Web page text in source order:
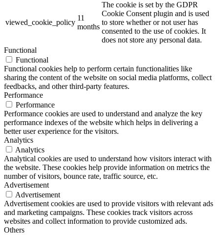
viewed_cookie_policy
11
months
The cookie is set by the GDPR
Cookie Consent plugin and is used
to store whether or not user has
consented to the use of cookies. It
does not store any personal data.
Functional
Functional
Functional cookies help to perform certain functionalities like
sharing the content of the website on social media platforms, collect
feedbacks, and other third-party features.
Performance
Performance
Performance cookies are used to understand and analyze the key
performance indexes of the website which helps in delivering a
better user experience for the visitors.
Analytics
Analytics
Analytical cookies are used to understand how visitors interact with
the website. These cookies help provide information on metrics the
number of visitors, bounce rate, traffic source, etc.
Advertisement
Advertisement
Advertisement cookies are used to provide visitors with relevant ads
and marketing campaigns. These cookies track visitors across
websites and collect information to provide customized ads.
Others